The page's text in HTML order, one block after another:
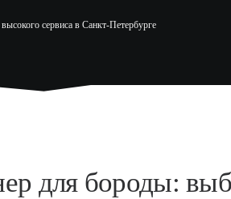
сервиса в Санкт-Петербурге
для бороды: